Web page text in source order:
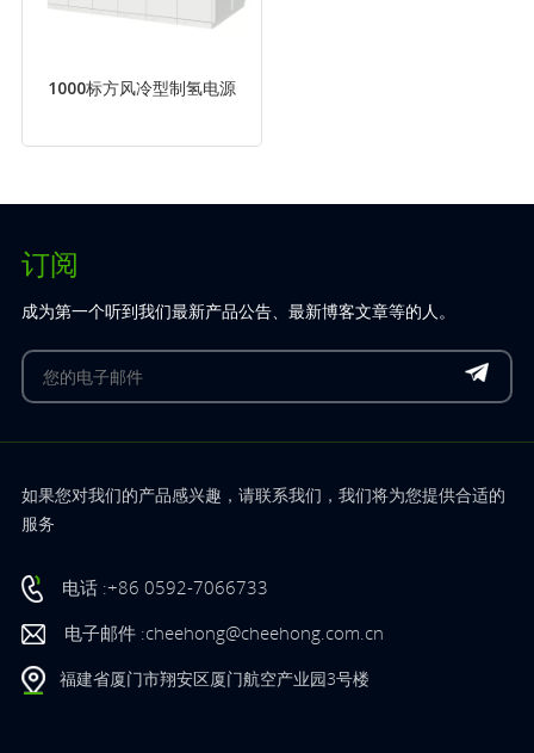
1000标方风冷型制氢电源
订阅
成为第一个听到我们最新产品公告、最新博客文章等的人。
如果您对我们的产品感兴趣，请联系我们，我们将为您提供合适的
服务
电话 :+86 0592-7066733
电子邮件 :cheehong@cheehong.com.cn
福建省厦门市翔安区厦门航空产业园3号楼